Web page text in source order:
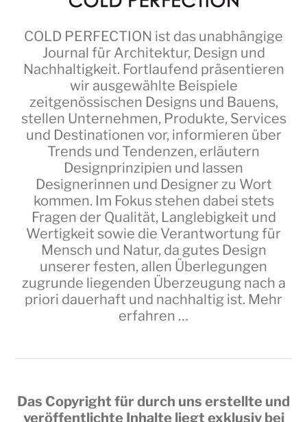
COLD PERFECTION ist das unabhängige
Journal für Architektur, Design und
Nachhaltigkeit. Fortlaufend präsentieren
wir ausgewählte Beispiele
zeitgenössischen Designs und Bauens,
stellen Unternehmen, Produkte, Services
und Destinationen vor, informieren über
Trends und Tendenzen, erläutern
Designprinzipien und lassen
Designerinnen und Designer zu Wort
kommen. Im Fokus stehen dabei stets
Fragen der Qualität, Langlebigkeit und
Wertigkeit sowie die Verantwortung für
Mensch und Natur, da gutes Design
unserer festen, allen Überlegungen
zugrunde liegenden Überzeugung nach a
priori dauerhaft und nachhaltig ist. Mehr
erfahren …
Das Copyright für durch uns erstellte und
veröffentlichte Inhalte liegt exklusiv bei